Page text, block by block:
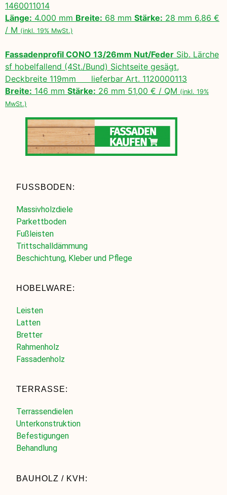
1460011014
Länge: 4.000 mm Breite: 68 mm Stärke: 28 mm 6,86 €
/ M (inkl. 19% MwSt.)
Fassadenprofil CONO 13/26mm Nut/Feder Sib. Lärche
sf hobelfallend (4St./Bund) Sichtseite gesägt,
Deckbreite 119mm lieferbar Art. 1120000113
Breite: 146 mm Stärke: 26 mm 51,00 € / QM (inkl. 19%
MwSt.)
FUSSBODEN:
Massivholzdiele
Parkettboden
Fußleisten
Trittschalldämmung
Beschichtung, Kleber und Pflege
HOBELWARE:
Leisten
Latten
Bretter
Rahmenholz
Fassadenholz
TERRASSE:
Terrassendielen
Unterkonstruktion
Befestigungen
Behandlung
BAUHOLZ / KVH: